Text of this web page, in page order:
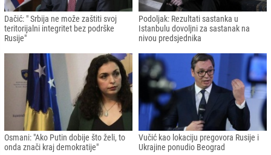
Erdogan će danas razgovarati s
Putinom
Stoltenberg: Hvala Turkiye, nema
naznaka da se Rusija povlači